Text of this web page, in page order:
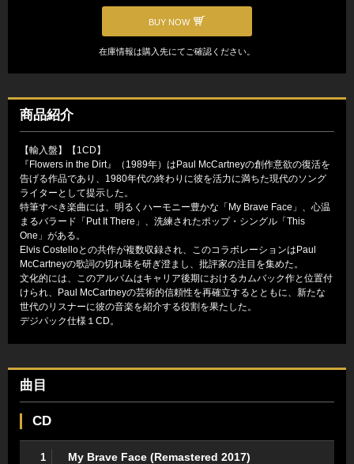
BUY NOW
在庫情報は購入先にてご確認ください。
商品紹介
【輸入盤】【1CD】
『Flowers in the Dirt』（1989年）はPaul McCartneyの創作意欲の復活を
告げる作品であり、1980年代の終わりに彼を活力に満ちた現代のソング
ライターとして提示した。
特筆すべき楽曲には、明るくハーモニー豊かな「My Brave Face」、心温
まるバラード「Put It There」、洗練されたポップ・シングル「This
One」がある。
Elvis Costelloとの共作が複数収録され、このコラボレーションはPaul
McCartneyの歌詞の切れ味を研ぎ澄まし、批評家の注目を集めた。
文化的には、このアルバムはキャリア後期におけるカムバック作と位置付
けられ、Paul McCartneyの芸術的信頼性を再確立するとともに、新たな
世代のリスナーに彼の音楽を紹介する役割を果たした。
デジパック仕様１CD。
曲目
CD
1 My Brave Face (Remastered 2017)